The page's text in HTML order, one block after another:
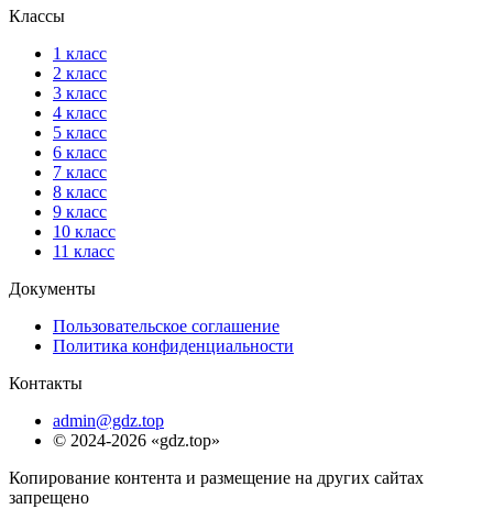
Классы
1 класс
2 класс
3 класс
4 класс
5 класс
6 класс
7 класс
8 класс
9 класс
10 класс
11 класс
Документы
Пользовательское соглашение
Политика конфиденциальности
Контакты
admin@gdz.top
© 2024-2026 «gdz.top»
Копирование контента и размещение на других сайтах
запрещено